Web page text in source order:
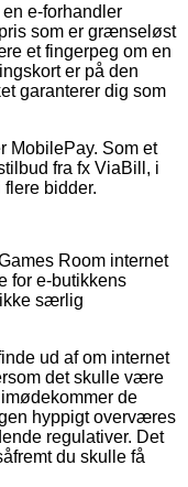
e-forhandler
som er grænseløst
et fingerpeg om en
er på den
garanterer dig som
MobilePay. Som et
fra fx ViaBill, i
bidder.
Room internet
for e-butikkens
særlig
ud af om internet
det skulle være
de
hyppigt overværes
regulativer. Det
du skulle få